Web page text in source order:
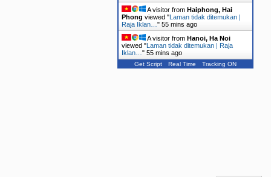
A visitor from Haiphong, Hai
Phong viewed "Laman tidak ditemukan |
Raja Iklan… " 55 mins ago
A visitor from Hanoi, Ha Noi
viewed "Laman tidak ditemukan | Raja
Iklan… " 55 mins ago
Get Script Real Time Tracking ON